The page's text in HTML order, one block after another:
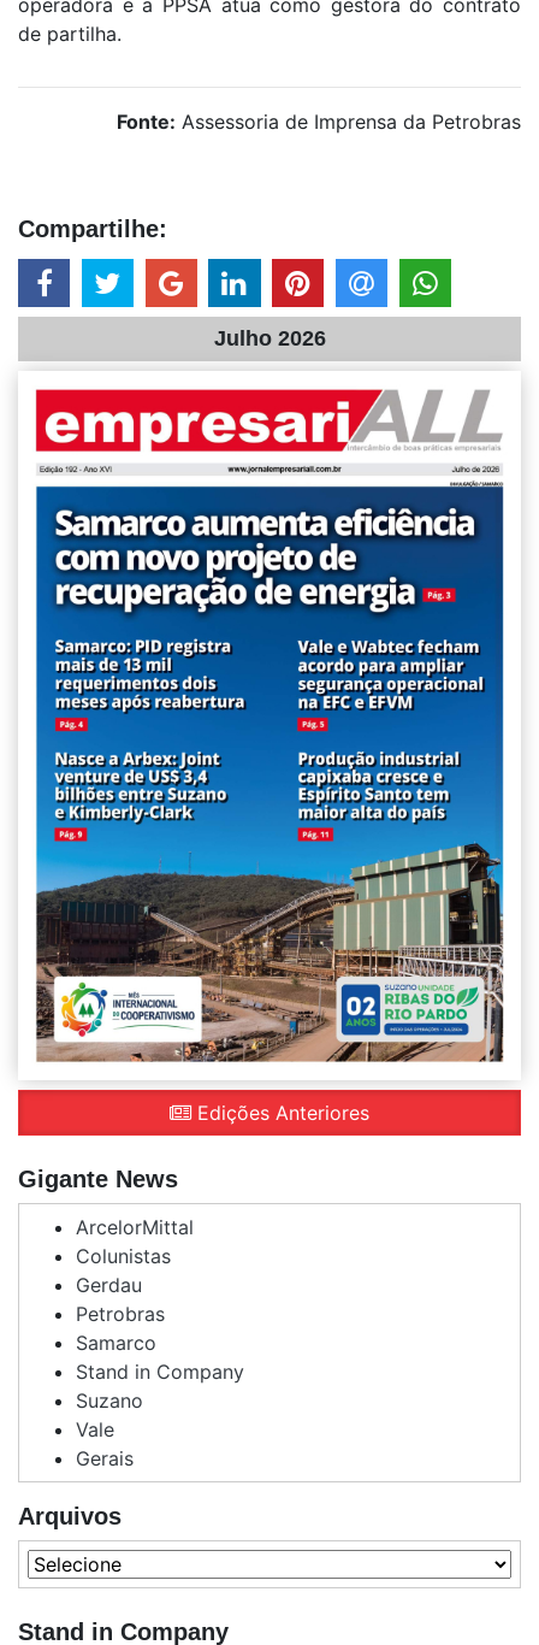
de partilha.
Fonte: Assessoria de Imprensa da Petrobras
Compartilhe:
Julho 2026
Edições Anteriores
Gigante News
ArcelorMittal
Colunistas
Gerdau
Petrobras
Samarco
Stand in Company
Suzano
Vale
Gerais
Arquivos
Stand in Company